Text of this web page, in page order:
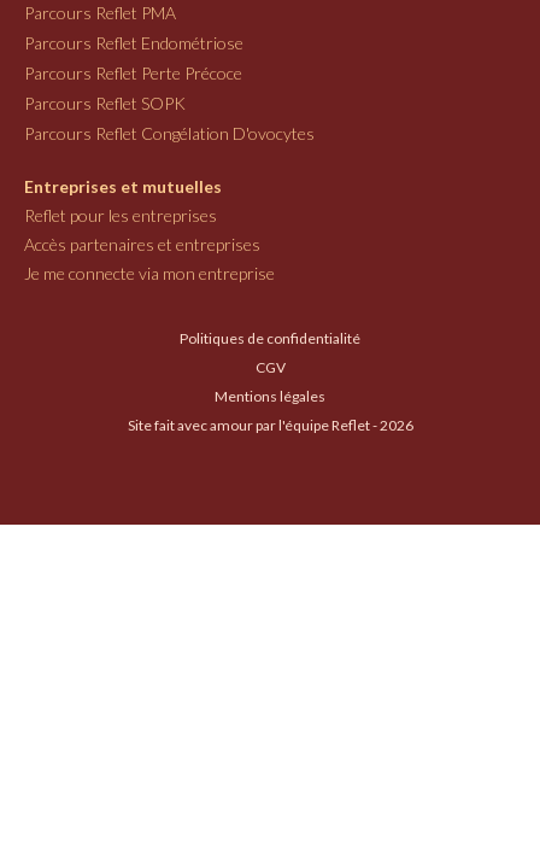
Parcours Reflet PMA
Parcours Reflet Endométriose
Parcours Reflet Perte Précoce
Parcours Reflet SOPK
Parcours Reflet Congélation D'ovocytes
Entreprises et mutuelles
Reflet pour les entreprises
Accès partenaires et entreprises
Je me connecte via mon entreprise
Politiques de confidentialité
CGV
Mentions légales
Site fait avec amour par l'équipe Reflet - 2026